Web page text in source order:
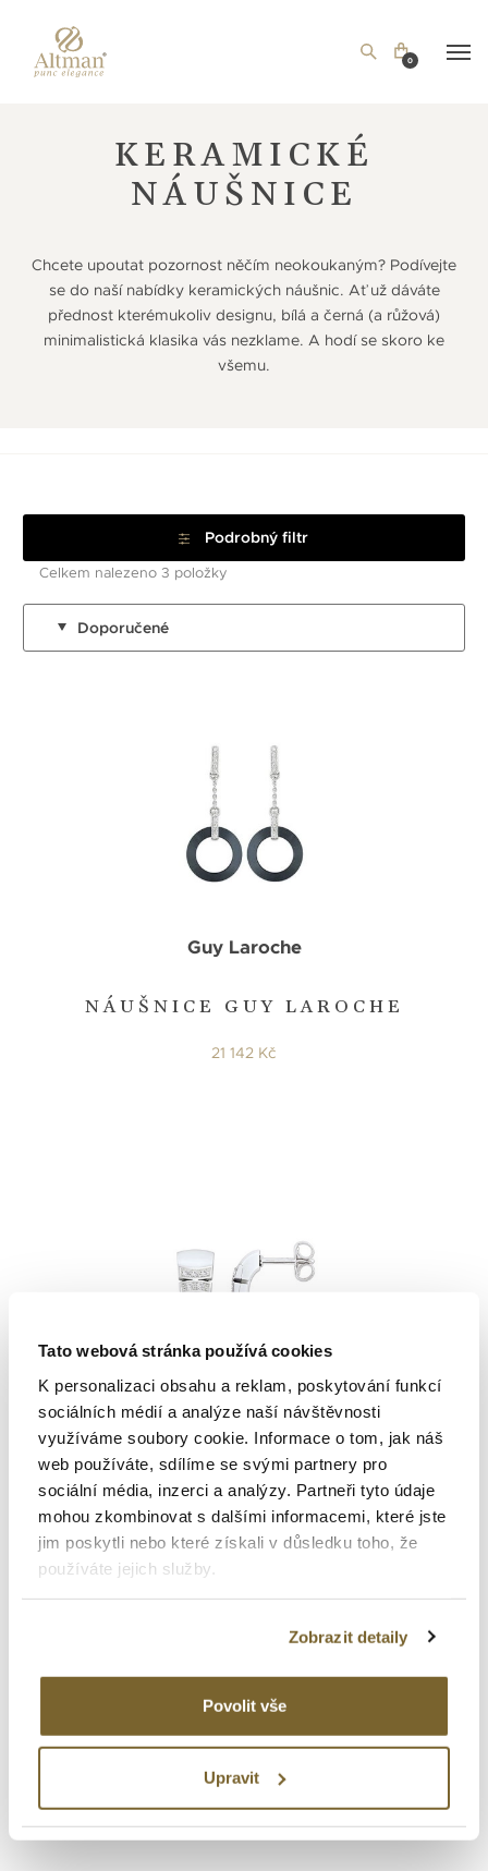
Tato webová stránka používá cookies
K personalizaci obsahu a reklam, poskytování funkcí
sociálních médií a analýze naší návštěvnosti
využíváme soubory cookie. Informace o tom, jak náš
web používáte, sdílíme se svými partnery pro
sociální média, inzerci a analýzy. Partneři tyto údaje
mohou zkombinovat s dalšími informacemi, které jste
jim poskytli nebo které získali v důsledku toho, že
používáte jejich služby.
Zobrazit detaily
Povolit vše
Upravit
0
KERAMICKÉ
NÁUŠNICE
Chcete upoutat pozornost něčím neokoukaným? Podívejte
se do naší nabídky keramických náušnic. Ať už dáváte
přednost kterémukoliv designu, bílá a černá (a růžová)
minimalistická klasika vás nezklame. A hodí se skoro ke
všemu.
Podrobný filtr
Celkem nalezeno 3 položky
Doporučené
NÁUŠNICE GUY LAROCHE
Guy Laroche
21 142 Kč
NÁUŠNICE JEELL
Jeell
12 572 Kč